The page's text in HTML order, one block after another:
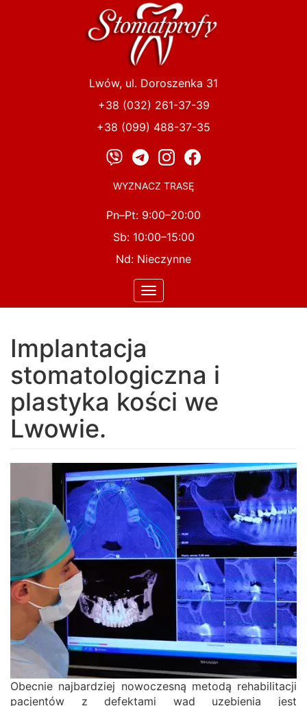
Lwów, ul. Doroszenka 31
+38 (032) 261-37-39
+38 (099) 488-37-35
WYZNACZ TRASĘ
Pn–Pt: 9:00–20:00
Sb: 10:00–15:00
Nd: Nieczynne
Toggle
navigation
Implantacja
stomatologiczna i
plastyka kości we
Lwowie.
Obecnie najbardziej nowoczesną metodą rehabilitacji
pacjentów z defektami wad uzębienia jest